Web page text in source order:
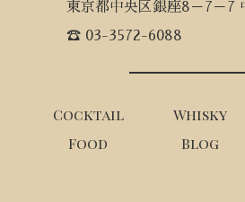
東京都中央区銀座8－7－7
☎ 03-3572-6088
Cocktail Whisky
Food
Blog